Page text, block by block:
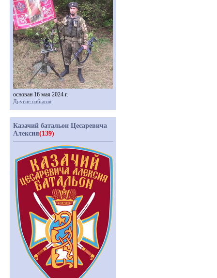
основан 16 мая 2024 г.
Другие события
Казачий батальон Цесаревича
Алексия(139)